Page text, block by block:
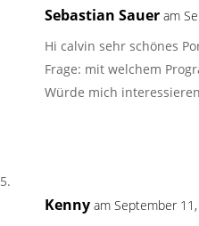
Sebastian Sauer am
Hi calvin sehr schönes
Frage: mit welchem
Würde mich
Kenny am September